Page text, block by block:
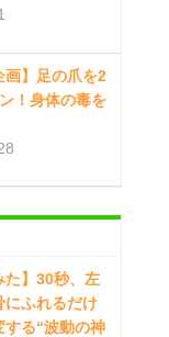
画】足の爪を2
！身体の毒を
た】30秒、左
にふれるだけ
する“波動の神